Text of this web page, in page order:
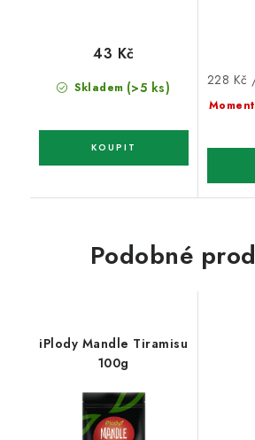
Skladem (>5 ks)
43 Kč
Měrná
cena:
228 Kč
Podobné
iPlody Mandle Tiramisu
100g